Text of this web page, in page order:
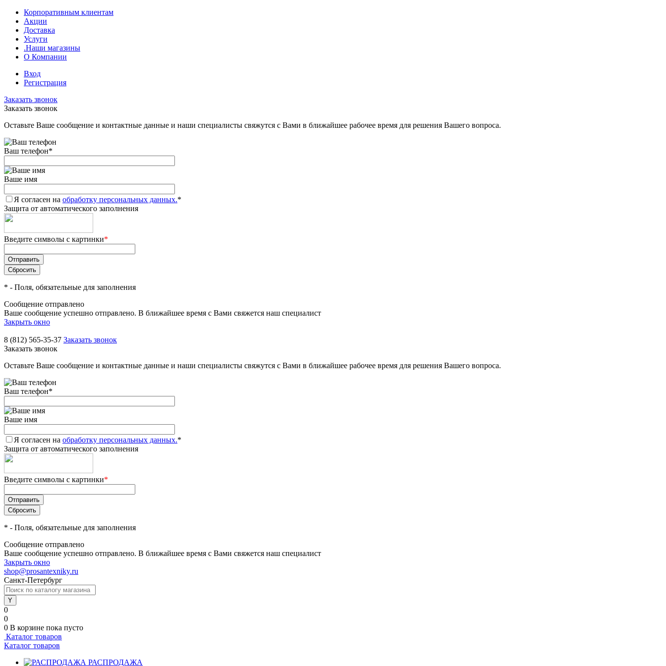
Корпоративным клиентам
Акции
Доставка
Услуги
.Наши магазины
О Компании
Вход
Регистрация
Заказать звонок
Заказать звонок
Оставьте Ваше сообщение и контактные данные и наши специалисты свяжутся с Вами в ближайшее рабочее время для решения Вашего вопроса.
Ваш телефон*
Ваше имя
Я согласен на обработку персональных данных.*
Защита от автоматического заполнения
Введите символы с картинки*
* - Поля, обязательные для заполнения
Сообщение отправлено
Ваше сообщение успешно отправлено. В ближайшее время с Вами свяжется наш специалист
Закрыть окно
8 (812) 565-35-37 Заказать звонок
Заказать звонок
Оставьте Ваше сообщение и контактные данные и наши специалисты свяжутся с Вами в ближайшее рабочее время для решения Вашего вопроса.
Ваш телефон*
Ваше имя
Я согласен на обработку персональных данных.*
Защита от автоматического заполнения
Введите символы с картинки*
* - Поля, обязательные для заполнения
Сообщение отправлено
Ваше сообщение успешно отправлено. В ближайшее время с Вами свяжется наш специалист
Закрыть окно
shop@prosantexniky.ru
Санкт-Петербург
0
0
0 В корзине пока пусто
Каталог товаров
Каталог товаров
РАСПРОДАЖА